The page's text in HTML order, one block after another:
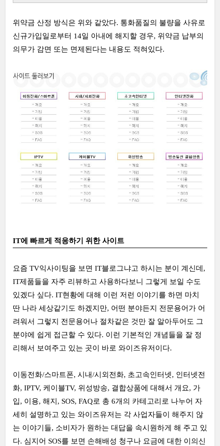
위약금 산정 방식은 위와 같았다. 통화품질의 불량을 사유로
신규가입일로부터 14일 아내에 해지할 경우, 위약금 납부의
의무가 감면 또는 면제된다는 내용도 적혀있다.
IT에 빠르게 적응하기 위한 사이트
요즘 TV익사이팅을 보면 IT블로그냐고 하시는 분이 계신데,
IT제품들을 자주 리뷰하고 사용하다보니 그렇게 보일 수도
있겠다 싶다. IT현황에 대해 이런 저런 이야기를 하면 마치
딴 나라 세상같기도 하겠지만, 어떤 분야든지 전문용어가 어
려워서 그렇지 전문용어나 절차같은 것만 잘 알아두어도 그
분야에 쉽게 접근할 수 있다. 이런 기본적인 개념들을 잘 정
리해서 보여주고 있는 곳이 바로 와이즈유저이다.
이동전화/스마트폰, 시내/시외전화, 초고속인터넷, 인터넷전
화, IPTV, 케이블TV, 위성방송, 결합상품에 대해서 개요, 가
입, 이용, 해지, SOS, FAQ로 총 6개의 카테고리로 나누어 자
세히 설명하고 있는 와이즈유저는 각 사업자들이 해주지 않
는 이야기들, 소비자가 원하는 대답을 속시원하게 해 주고 있
다. 심지어 SOS를 보면 손해배성 청구나 요금에 대한 이의신